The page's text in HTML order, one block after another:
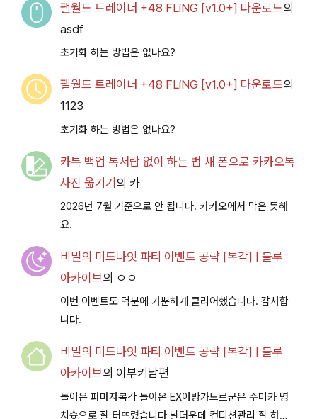
팰월드 트레이너 +48 FLiNG [v1.0+] 다운로드의
asdf
초기화 하는 방법은 없나요?
팰월드 트레이너 +48 FLiNG [v1.0+] 다운로드의
1123
초기화 하는 방법은 없나요?
카톡 백업 톡서랍 없이 하는 법 새 폰으로 카카오톡
사진 옮기기 의 카
2026년 7월 기준으로 안 됩니다. 카카오에서 막은 듯해
요.
비밀의 미드나잇 파티 이벤트 공략 [복각] | 블루
아카이브의 ㅇㅇ
이번 이벤트도 덕분에 가뿐하게 클리어했습니다. 감사합
니다.
비밀의 미드나잇 파티 이벤트 공략 [복각] | 블루
아카이브의 이부키남편
돌아온 파마자복각 돌아온 EX아방가드르군은 수미카 명
치슛으로 잘 터뜨렸습니다 날더운데 컨디션관리 잘 하시